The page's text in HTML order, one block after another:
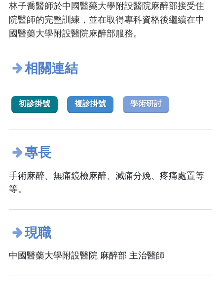
林子喬醫師於中國醫藥大學附設醫院麻醉部接受住
院醫師的完整訓練，並在取得專科資格後繼續在中
國醫藥大學附設醫院麻醉部服務。
相關連結
初診掛號 複診掛號 學術研討
專長
手術麻醉、無痛鏡檢麻醉、減痛分娩、疼痛處置等
等。
現職
中國醫藥大學附設醫院 麻醉部 主治醫師